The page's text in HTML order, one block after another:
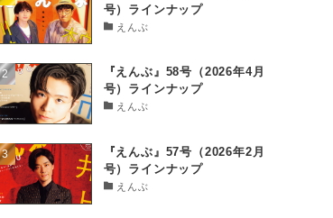
号）ラインナップ
えんぶ
『えんぶ』58号（2026年4月
号）ラインナップ
えんぶ
『えんぶ』57号（2026年2月
号）ラインナップ
えんぶ